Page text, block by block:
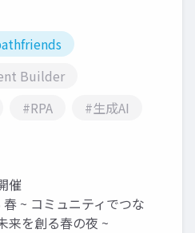
Builder
#RPA #生成AI
催
~ コミュニティでつな
来を創る春の夜 ~